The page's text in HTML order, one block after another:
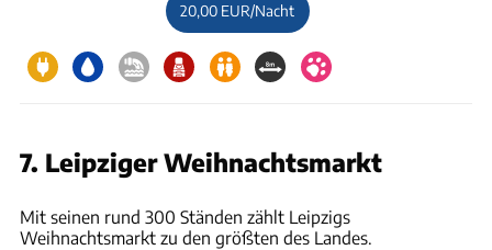
20,00 EUR/Nacht
7. Leipziger WeihnachtsmarktStadt Leipzig/Bolko Kosel
Mit seinen rund 300 Ständen zählt Leipzigs
Weihnachtsmarkt zu den größten des Landes.